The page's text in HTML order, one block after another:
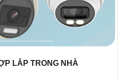
LẮP TRONG NHÀ